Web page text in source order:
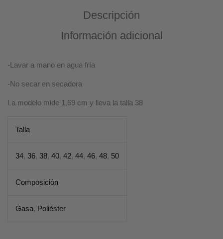
Descripción
Información adicional
-Lavar a mano en agua fría
-No secar en secadora
La modelo mide 1,69 cm y lleva la talla 38
Talla
34, 36, 38, 40, 42, 44, 46, 48, 50
Composición
Gasa, Poliéster